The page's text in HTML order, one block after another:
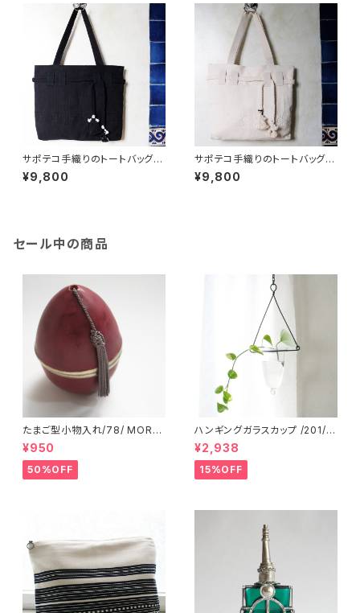
サポテコ手織りのトートバッグ /
210b/ MEXICO メキシコ
¥9,800
サポテコ手織りのトートバッグ /
210/ White / MEXICO メキシ
コ
¥9,800
セール中の商品
たまご型小物入れ/78/ MORO
CCO モロッコ
¥950
50%OFF
ハンギングガラスカップ /201/ I
NDIA インド
¥2,938
15%OFF